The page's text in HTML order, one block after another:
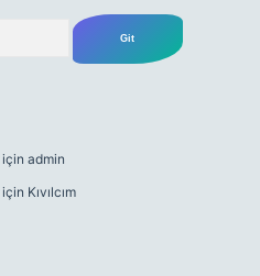
için admin
için Kıvılcım